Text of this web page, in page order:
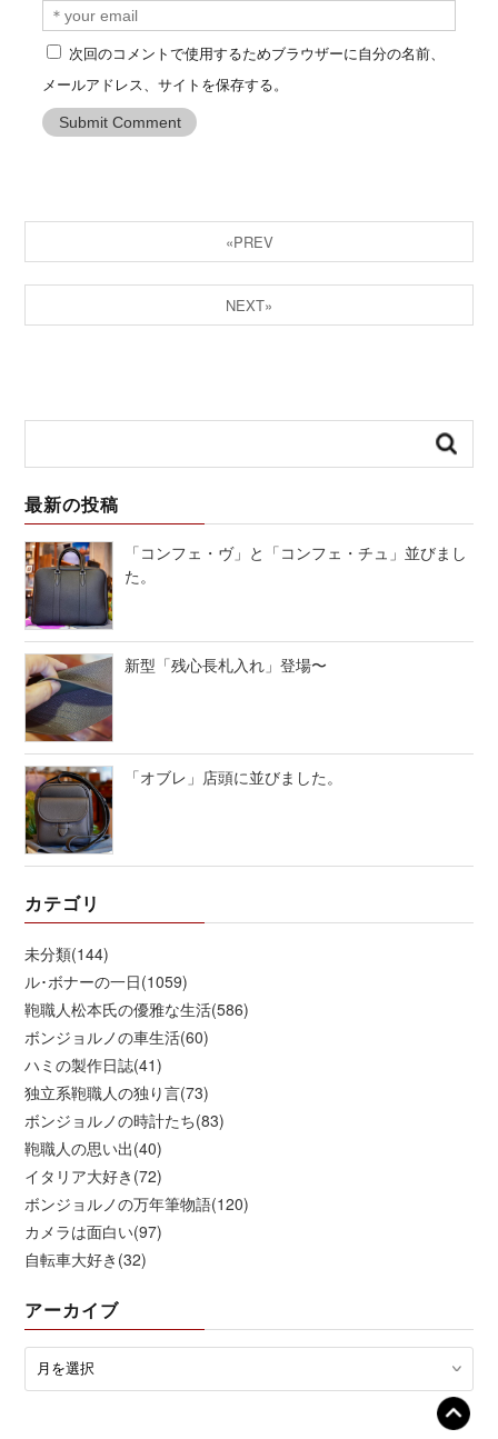
次回のコメントで使用するためブラウザーに自分の名前、
メールアドレス、サイトを保存する。
«PREV
NEXT»
最新の投稿
「コンフェ・ヴ」と「コンフェ・チュ」並びまし
た。
新型「残心長札入れ」登場〜
「オブレ」店頭に並びました。
カテゴリ
未分類(144)
ル･ボナーの一日(1059)
鞄職人松本氏の優雅な生活(586)
ボンジョルノの車生活(60)
ハミの製作日誌(41)
独立系鞄職人の独り言(73)
ボンジョルノの時計たち(83)
鞄職人の思い出(40)
イタリア大好き(72)
ボンジョルノの万年筆物語(120)
カメラは面白い(97)
自転車大好き(32)
アーカイブ